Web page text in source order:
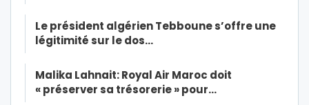
Le président algérien Tebboune s’offre une
légitimité sur le dos…
Malika Lahnait: Royal Air Maroc doit
« préserver sa trésorerie » pour…